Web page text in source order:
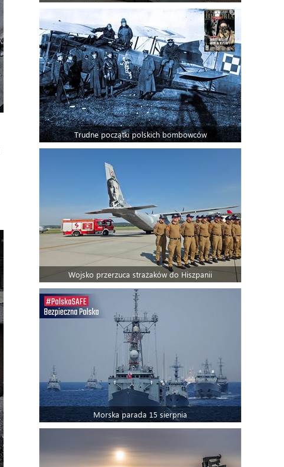
Trudne początki polskich bombowców
Wojsko przerzuca strażaków do Hiszpanii
Morska parada 15 sierpnia